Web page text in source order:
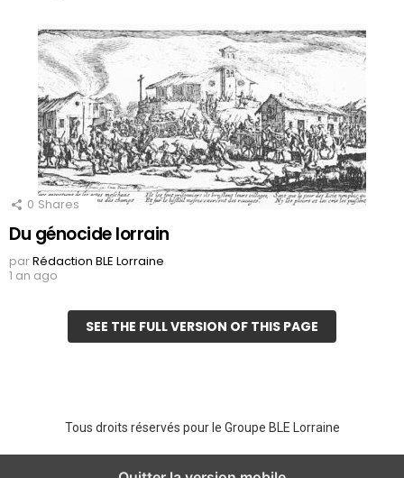
0 Shares
Du génocide lorrain
parRédaction BLE Lorraine
1 an ago
SEE THE FULL VERSION OF THIS PAGE
Tous droits réservés pour le Groupe BLE Lorraine